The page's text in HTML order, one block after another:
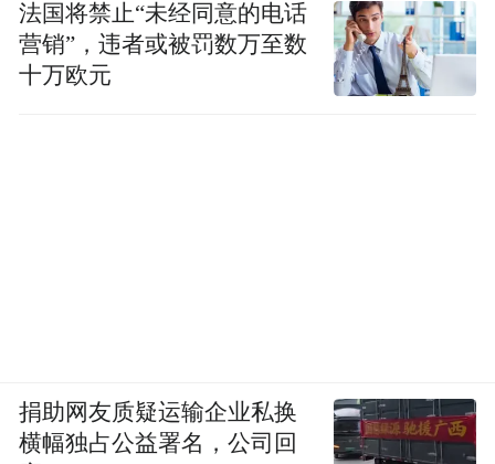
法国将禁止“未经同意的电话
营销”，违者或被罚数万至数
十万欧元
捐助网友质疑运输企业私换
横幅独占公益署名，公司回